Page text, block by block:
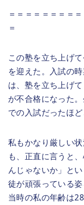
＝＝＝＝＝＝＝＝
＝
この塾を立ち上げ
を迎えた。入試の
は、塾を立ち上げ
が不合格になった
での入試だったほ
私もかなり厳しい
も、正直に言うと
んじゃないか」と
徒が頑張っている
当時の私の年齢は